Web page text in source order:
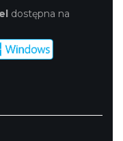
dostępna na